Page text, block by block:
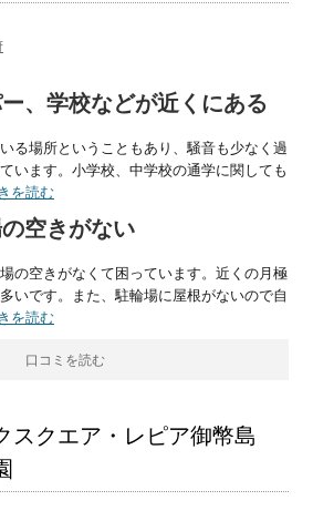
、学校などが近くにある
る場所ということもあり、騒音も少なく過
います。小学校、中学校の通学に関しても
を読む
空きがない
の空きがなくて困っています。近くの月極
いです。また、駐輪場に屋根がないので自
を読む
口コミを読む
スクエア・レピア御幣島